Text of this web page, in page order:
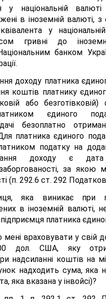
у національній
в іноземній валюті,
у
гривні до
банком
доходу платника
коштів платнику
або
єдиного
безоплатно
платника єдиного
податку на
доходу є дата
за якою
(п. 292.6 ст. 292
яка виникає при
в іноземній валюті,
платника
мені враховувати у свій
дол. США, яку
надсиланні коштів на
надходить сума, яка
яка вказана у інвойсі)?